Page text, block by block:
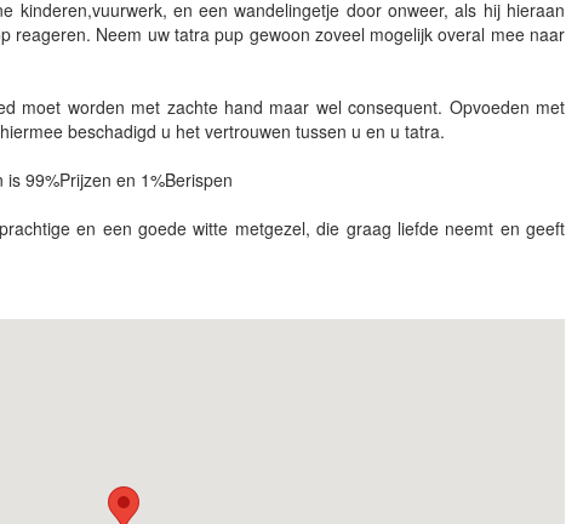
kinderen,vuurwerk, en een wandelingetje door onweer, als hij hieraan
reageren. Neem uw tatra pup gewoon zoveel mogelijk overal mee naar
moet worden met zachte hand maar wel consequent. Opvoeden met
beschadigd u het vertrouwen tussen u en u tatra.
99%Prijzen en 1%Berispen
en een goede witte metgezel, die graag liefde neemt en geeft